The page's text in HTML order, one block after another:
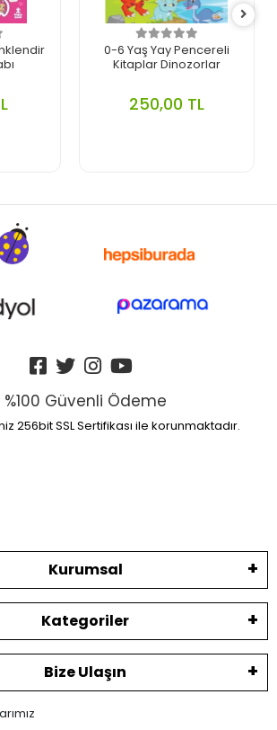
0-6 Yaş Yay Pencereli
Kitaplar Dinozorlar
250,00 TL
%100 Güvenli Ödeme
256bit SSL Sertifikası ile korunmaktadır.
Kurumsal
Kategoriler
Bize Ulaşın